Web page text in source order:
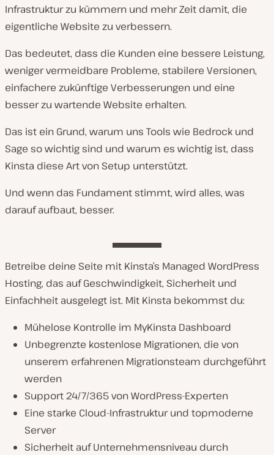
Infrastruktur zu kümmern und mehr Zeit damit, die
eigentliche Website zu verbessern.
Das bedeutet, dass die Kunden eine bessere Leistung,
weniger vermeidbare Probleme, stabilere Versionen,
einfachere zukünftige Verbesserungen und eine
besser zu wartende Website erhalten.
Das ist ein Grund, warum uns Tools wie Bedrock und
Sage so wichtig sind und warum es wichtig ist, dass
Kinsta diese Art von Setup unterstützt.
Und wenn das Fundament stimmt, wird alles, was
darauf aufbaut, besser.
Betreibe deine Seite mit Kinsta’s Managed WordPress
Hosting, das auf Geschwindigkeit, Sicherheit und
Einfachheit ausgelegt ist. Mit Kinsta bekommst du:
Mühelose Kontrolle im MyKinsta Dashboard
Unbegrenzte kostenlose Migrationen, die von
unserem erfahrenen Migrationsteam durchgeführt
werden
Support 24/7/365 von WordPress-Experten
Eine starke Cloud-Infrastruktur und topmoderne
Server
Sicherheit auf Unternehmensniveau durch